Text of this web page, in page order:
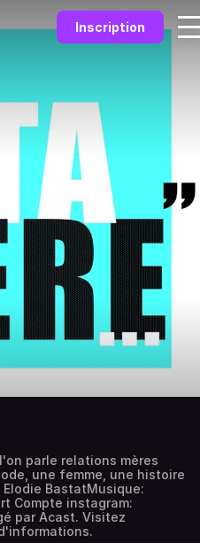
Inscription
parle relations mères
une femme, une histoire
BastatMusique:
Compte instagram:
par Acast. Visitez